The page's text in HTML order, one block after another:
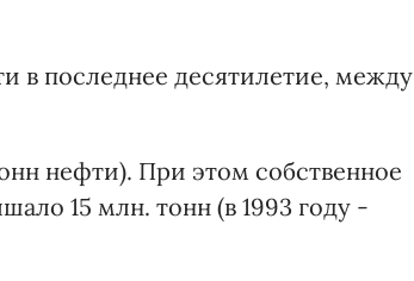
в последнее десятилетие, между
нефти). При этом собственное
15 млн. тонн (в 1993 году -